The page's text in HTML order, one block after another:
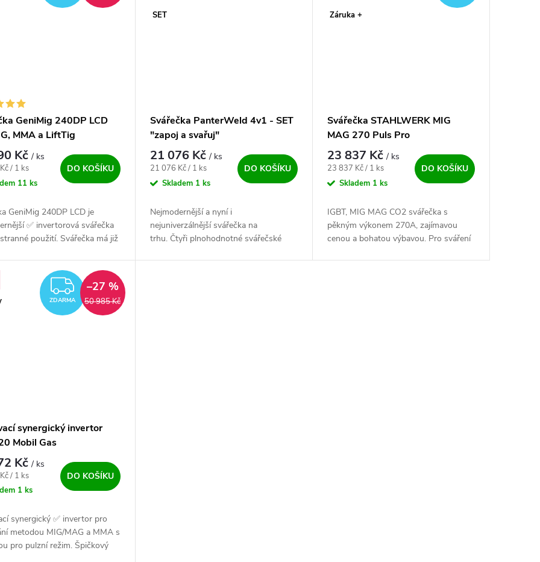
GeniMig 240DP LCD
MMA a LiftTig
Kč/ ks
/ 1 ks
11 ks
DO KOŠÍKU
GeniMig 240DP LCD je
✅ invertorová svářečka
použití. Svářečka má již
SET
Svářečka PanterWeld 4v1 - SET
"zapoj a svařuj"
21 076 Kč/ ks
Měrná cena:
21 076 Kč / 1 ks
Skladem 1 ks
DO KOŠÍKU
Nejmodernější a nyní i
nejuniverzálnější svářečka na
trhu. Čtyři plnohodnotné svářečské
Záruka +
Svářečka STAHLWERK MIG
MAG 270 Puls Pro
23 837 Kč/ ks
Měrná cena:
23 837 Kč / 1 ks
Skladem 1 ks
DO KOŠÍKU
IGBT, MIG MAG CO2 svářečka s
pěkným výkonem 270A, zajímavou
cenou a bohatou výbavou. Pro sváření
ZDARMA
ZDARMA 50 985 Kč
–27 %
synergický invertor
Mobil Gas
Kč/ ks
/ 1 ks
1 ks
DO KOŠÍKU
synergický ✅ invertor pro
metodou MIG/MAG a MMA s
pro pulzní režim. Špičkový